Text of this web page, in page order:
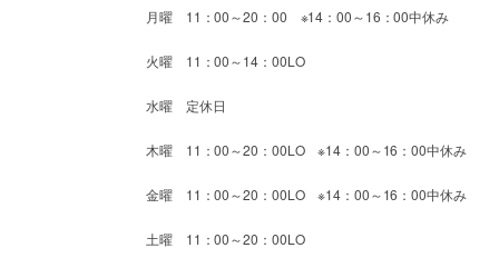
月曜 11：00～20：00 ※14：00～16：00中休み
火曜 11：00～14：00LO
水曜 定休日
木曜 11：00～20：00LO ※14：00～16：00中休み
金曜 11：00～20：00LO ※14：00～16：00中休み
土曜 11：00～20：00LO